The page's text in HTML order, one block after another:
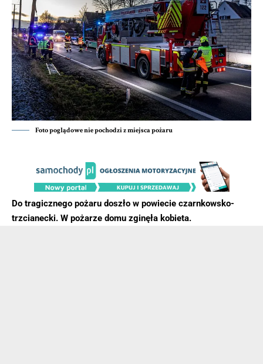
Foto poglądowe nie pochodzi z miejsca pożaru
Do tragicznego pożaru doszło w powiecie czarnkowsko-
trzcianecki. W pożarze domu zginęła kobieta.